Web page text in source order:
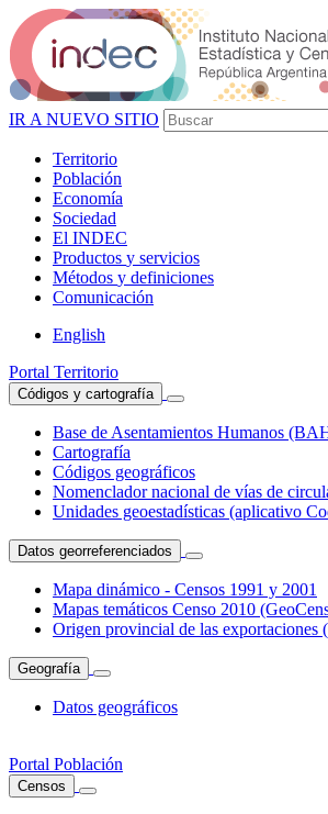
IR A NUEVO SITIO
Territorio
Población
Economía
Sociedad
El INDEC
Productos y servicios
Métodos y definiciones
Comunicación
English
Portal Territorio
Códigos y cartografía
Base de Asentamientos Humanos
Cartografía
Códigos geográficos
Nomenclador nacional de vías de
Unidades geoestadísticas (aplicativo
Datos georreferenciados
Mapa dinámico - Censos 1991 y 2001
Mapas temáticos Censo 2010
Origen provincial de las exportaciones
Geografía
Datos geográficos
Portal Población
Censos